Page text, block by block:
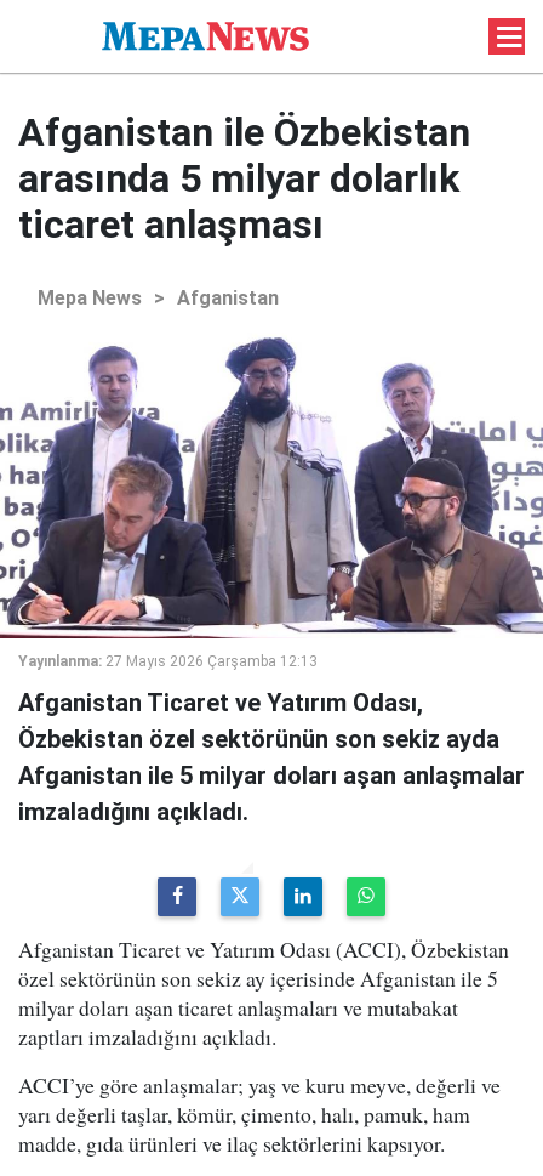
Afganistan ile Özbekistan
arasında 5 milyar dolarlık
ticaret anlaşması
Mepa News > Afganistan
Yayınlanma: 27 Mayıs 2026 Çarşamba 12:13
Afganistan Ticaret ve Yatırım Odası,
Özbekistan özel sektörünün son sekiz ayda
Afganistan ile 5 milyar doları aşan anlaşmalar
imzaladığını açıkladı.
Afganistan Ticaret ve Yatırım Odası (ACCI), Özbekistan
özel sektörünün son sekiz ay içerisinde Afganistan ile 5
milyar doları aşan ticaret anlaşmaları ve mutabakat
zaptları imzaladığını açıkladı.
ACCI’ye göre anlaşmalar; yaş ve kuru meyve, değerli ve
yarı değerli taşlar, kömür, çimento, halı, pamuk, ham
madde, gıda ürünleri ve ilaç sektörlerini kapsıyor.